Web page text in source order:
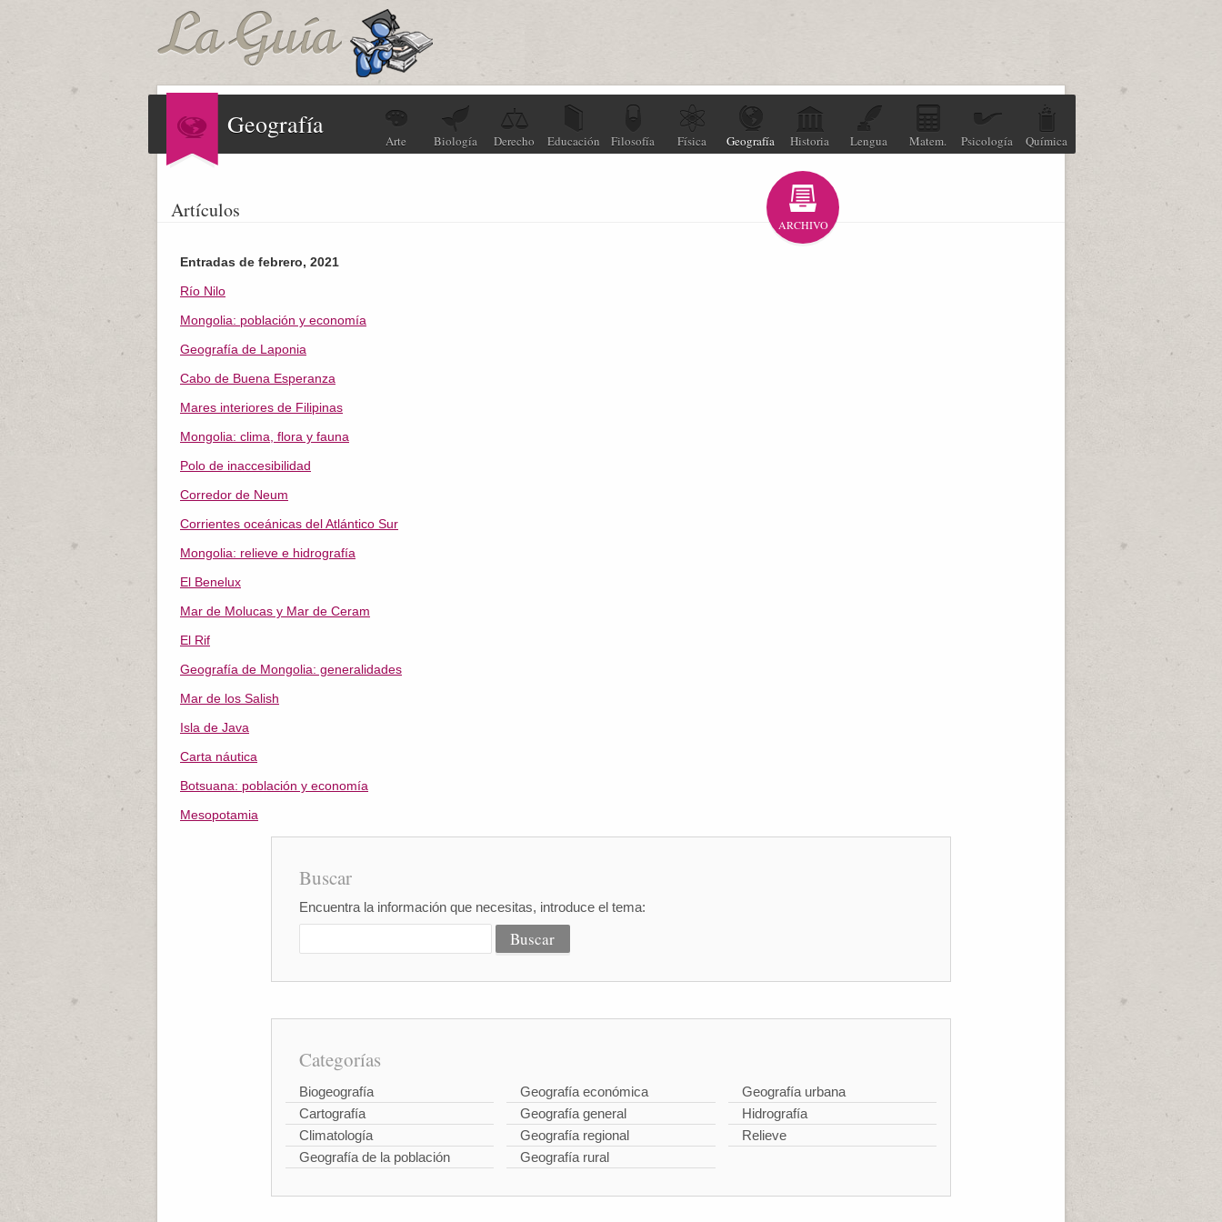
Geografía
Arte Biología Derecho Educación Filosofía Física Geografía Historia Lengua Matem. Psicología Química
Artículos
ARCHIVO
Entradas de febrero, 2021
Río Nilo
Mongolia: población y economía
Geografía de Laponia
Cabo de Buena Esperanza
Mares interiores de Filipinas
Mongolia: clima, flora y fauna
Polo de inaccesibilidad
Corredor de Neum
Corrientes oceánicas del Atlántico Sur
Mongolia: relieve e hidrografía
El Benelux
Mar de Molucas y Mar de Ceram
El Rif
Geografía de Mongolia: generalidades
Mar de los Salish
Isla de Java
Carta náutica
Botsuana: población y economía
Mesopotamia
Buscar
Encuentra la información que necesitas, introduce el tema:
Categorías
Biogeografía
Cartografía
Climatología
Geografía de la población
Geografía económica
Geografía general
Geografía regional
Geografía rural
Geografía urbana
Hidrografía
Relieve